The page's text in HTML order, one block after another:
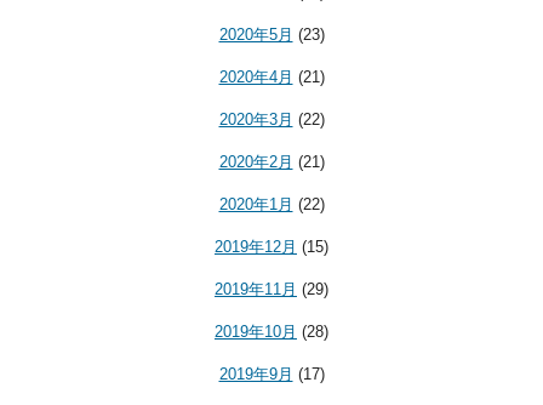
2020年5月 (23)
2020年4月 (21)
2020年3月 (22)
2020年2月 (21)
2020年1月 (22)
2019年12月 (15)
2019年11月 (29)
2019年10月 (28)
2019年9月 (17)